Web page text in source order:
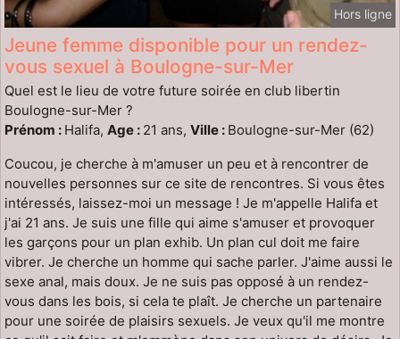
Hors ligne
Jeune femme disponible pour un rendez-
vous sexuel à Boulogne-sur-Mer
Quel est le lieu de votre future soirée en club libertin
Boulogne-sur-Mer ?
Prénom : Halifa, Age : 21 ans, Ville : Boulogne-sur-Mer (62)
Coucou, je cherche à m'amuser un peu et à rencontrer de
nouvelles personnes sur ce site de rencontres. Si vous êtes
intéressés, laissez-moi un message ! Je m'appelle Halifa et
j'ai 21 ans. Je suis une fille qui aime s'amuser et provoquer
les garçons pour un plan exhib. Un plan cul doit me faire
vibrer. Je cherche un homme qui sache parler. J'aime aussi le
sexe anal, mais doux. Je ne suis pas opposé à un rendez-
vous dans les bois, si cela te plaît. Je cherche un partenaire
pour une soirée de plaisirs sexuels. Je veux qu'il me montre